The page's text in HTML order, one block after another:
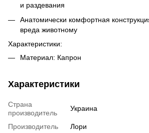
и раздевания
Анатомически комфортная
вреда животному
Характеристики:
Материал: Капрон
Характеристики
Страна
производитель
Украина
Производитель
Лори